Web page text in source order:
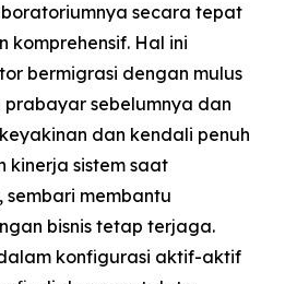
secara tepat
komprehensif. Hal ini
bermigrasi dengan mulus
sebelumnya dan
dan kendali penuh
kinerja sistem saat
membantu
bisnis tetap terjaga.
konfigurasi aktif-aktif